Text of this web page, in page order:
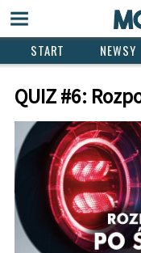
START NEWSY
QUIZ #6: